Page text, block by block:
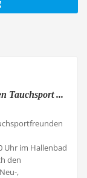
Tauchsport ...
Uhr im Hallenbad
den
,